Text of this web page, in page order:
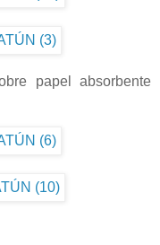
papel absorbente